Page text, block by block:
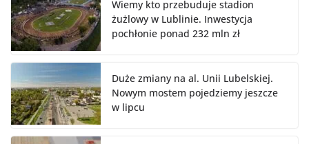
Wiemy kto przebuduje stadion
żużlowy w Lublinie. Inwestycja
pochłonie ponad 232 mln zł
Duże zmiany na al. Unii Lubelskiej.
Nowym mostem pojedziemy jeszcze
w lipcu